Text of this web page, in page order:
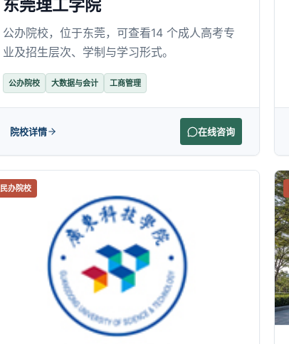
东莞理工学院
公办院校，位于东莞，可查看14 个成人高考专
业及招生层次、学制与学习形式。
公办院校 大数据与会计 工商管理
院校详情 在线咨询
民办院校